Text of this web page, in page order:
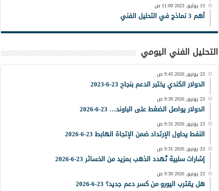
13 يوليو, 2023 11:09 ص
أهم 3 نماذج في التحليل الفني
التحليل الفني اليومي
23 يونيو, 2026 9:45 ص
الدولار الكندي يختبر الدعم بنجاح 23-6-2023
23 يونيو, 2026 9:39 ص
الدولار يواصل الضغط على الباوند… 23-6-2026
23 يونيو, 2026 9:31 ص
النفط يحاول الإرتداد ضمن الإتجاة الهابط 23-6-2026
23 يونيو, 2026 9:31 ص
إشارات سلبية تُهدد الذهب بمزيد من الخسائر 23-6-2026
23 يونيو, 2026 9:30 ص
هل يقترب اليورو من كسر دعم جديد؟ 23-6-2026